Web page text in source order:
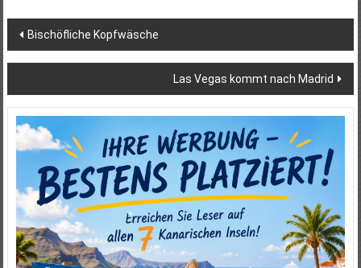
Beitragsnavigation
Bischöfliche Kopfwäsche
Las Vegas kommt nach Madrid